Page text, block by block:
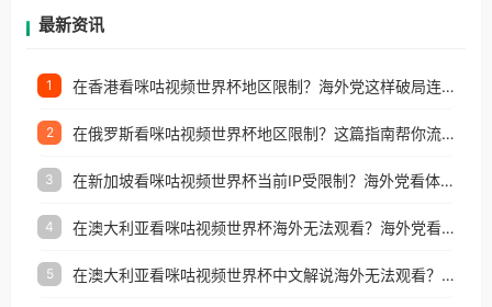
最新资讯
1 在香港看咪咕视频世界杯地区限制？海外党这样破局连看7天不卡顿！
2 在俄罗斯看咪咕视频世界杯地区限制？这篇指南帮你流畅看中文解说赛事
3 在新加坡看咪咕视频世界杯当前IP受限制？海外党看体育赛事的终极破局指南
4 在澳大利亚看咪咕视频世界杯海外无法观看？海外党看国内体育直播的终极解法
5 在澳大利亚看咪咕视频世界杯中文解说海外无法观看？这篇指南帮你搞定所有体育直播难题